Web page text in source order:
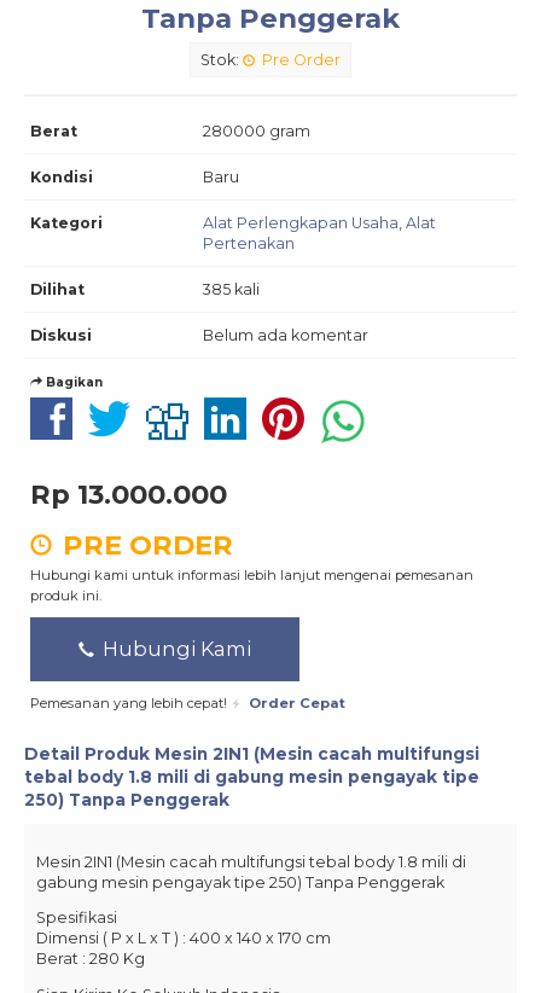
Tanpa Penggerak
Stok: Pre Order
Berat 280000 gram
Kondisi Baru
Kategori Alat Perlengkapan Usaha, Alat
Pertenakan
Dilihat 385 kali
Diskusi Belum ada komentar
Bagikan
Rp 13.000.000
PRE ORDER
Hubungi kami untuk informasi lebih lanjut mengenai pemesanan
produk ini.
Hubungi Kami
Pemesanan yang lebih cepat! Order Cepat
Detail Produk Mesin 2IN1 (Mesin cacah multifungsi
tebal body 1.8 mili di gabung mesin pengayak tipe
250) Tanpa Penggerak
Mesin 2IN1 (Mesin cacah multifungsi tebal body 1.8 mili di
gabung mesin pengayak tipe 250) Tanpa Penggerak
Spesifikasi
Dimensi ( P x L x T ) : 400 x 140 x 170 cm
Berat : 280 Kg